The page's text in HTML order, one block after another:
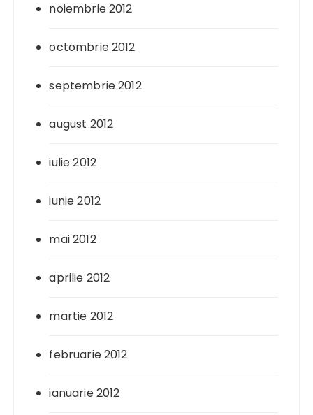
noiembrie 2012
octombrie 2012
septembrie 2012
august 2012
iulie 2012
iunie 2012
mai 2012
aprilie 2012
martie 2012
februarie 2012
ianuarie 2012